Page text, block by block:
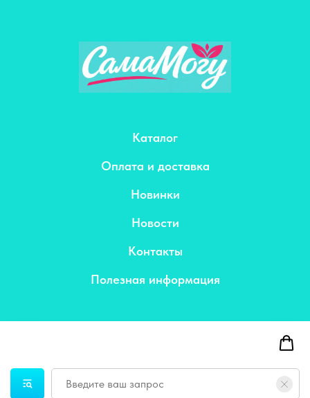
Каталог
Оплата и доставка
Новинки
Новости
Контакты
Полезная информация